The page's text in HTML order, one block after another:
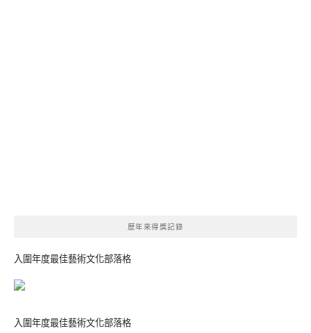
歷年來得獎記錄
入圍年度最佳藝術文化部落格
入圍年度最佳藝術文化部落格